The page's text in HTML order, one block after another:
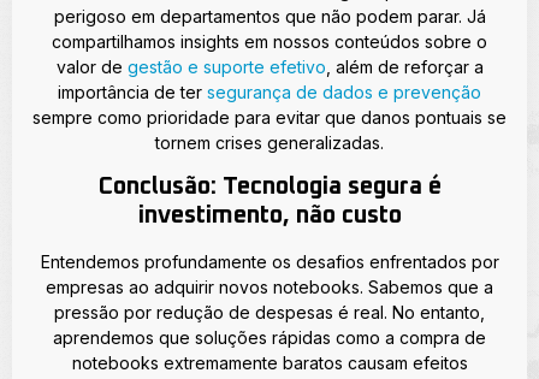
perigoso em departamentos que não podem parar. Já
compartilhamos insights em nossos conteúdos sobre o
valor de gestão e suporte efetivo , além de reforçar a
importância de ter segurança de dados e prevenção
sempre como prioridade para evitar que danos pontuais se
tornem crises generalizadas.
Conclusão: Tecnologia segura é
investimento, não custo
Entendemos profundamente os desafios enfrentados por
empresas ao adquirir novos notebooks. Sabemos que a
pressão por redução de despesas é real. No entanto,
aprendemos que soluções rápidas como a compra de
notebooks extremamente baratos causam efeitos